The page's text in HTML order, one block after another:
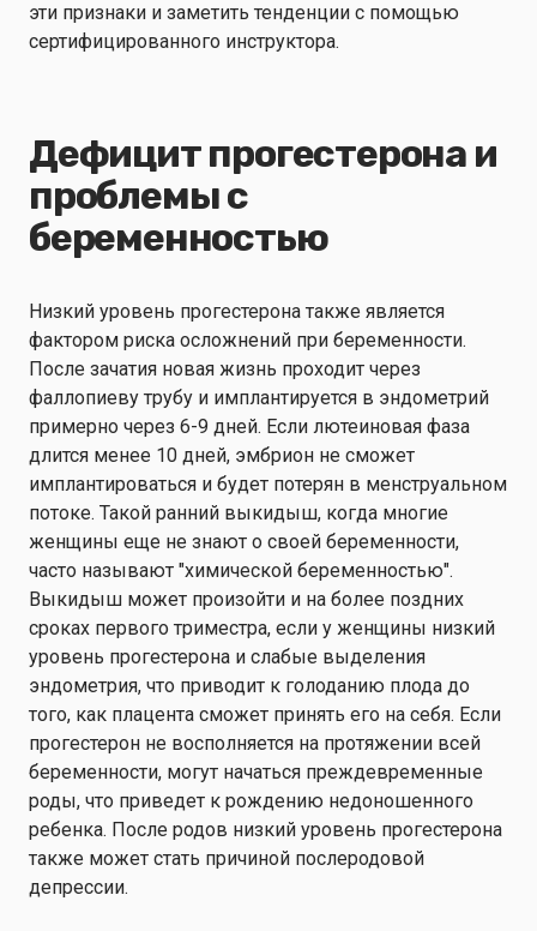
эти признаки и заметить тенденции с помощью
сертифицированного инструктора.
Дефицит прогестерона и
проблемы с
беременностью
Низкий уровень прогестерона также является
фактором риска осложнений при беременности.
После зачатия новая жизнь проходит через
фаллопиеву трубу и имплантируется в эндометрий
примерно через 6-9 дней. Если лютеиновая фаза
длится менее 10 дней, эмбрион не сможет
имплантироваться и будет потерян в менструальном
потоке. Такой ранний выкидыш, когда многие
женщины еще не знают о своей беременности,
часто называют "химической беременностью".
Выкидыш может произойти и на более поздних
сроках первого триместра, если у женщины низкий
уровень прогестерона и слабые выделения
эндометрия, что приводит к голоданию плода до
того, как плацента сможет принять его на себя. Если
прогестерон не восполняется на протяжении всей
беременности, могут начаться преждевременные
роды, что приведет к рождению недоношенного
ребенка. После родов низкий уровень прогестерона
также может стать причиной послеродовой
депрессии.